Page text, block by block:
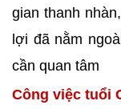
gian thanh
lợi đã nằm
cần quan tâm
Công việc tuổi